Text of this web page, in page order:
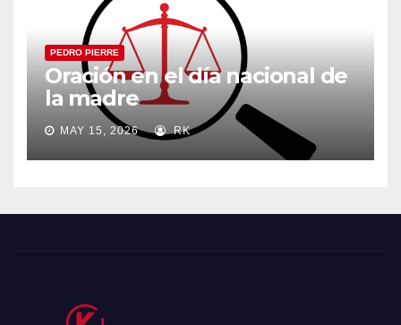
PEDRO PIERRE
Oración en el día nacional de
la madre
MAY 15, 2026 RK